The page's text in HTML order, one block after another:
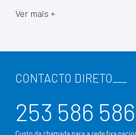
Ver mais +
CONTACTO DIRETO
253 586 586